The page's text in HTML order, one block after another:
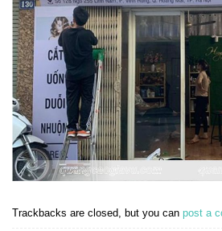
Trackbacks are closed, but you can post a